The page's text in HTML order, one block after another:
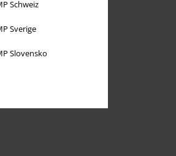
Schweiz
Sverige
Slovensko